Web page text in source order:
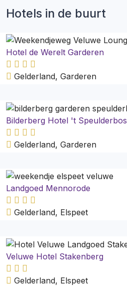
Hotels in de buurt
Hotel de Werelt Garderen
Gelderland, Garderen
Bilderberg Hotel 't Speulderbos
Gelderland, Garderen
Landgoed Mennorode
Gelderland, Elspeet
Veluwe Hotel Stakenberg
Gelderland, Elspeet